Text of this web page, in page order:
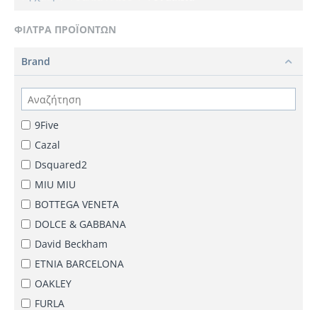
ΦΊΛΤΡΑ ΠΡΟΪΌΝΤΩΝ
Brand
9Five
Cazal
Dsquared2
MIU MIU
BOTTEGA VENETA
DOLCE & GABBANA
David Beckham
ETNIA BARCELONA
OAKLEY
FURLA